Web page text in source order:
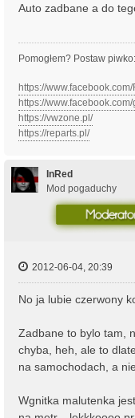
Auto zadbane a do
Pomogłem? Postaw
https://
https://
https://vwzone.pl/
https://reparts.pl/
InRed
Mod pogaduchy
2012-06-04, 20:39
No ja lubie czerwony
Zadbane to bylo tam,
chyba, heh, ale to
na samochodach, a
Wgnitka malutenka